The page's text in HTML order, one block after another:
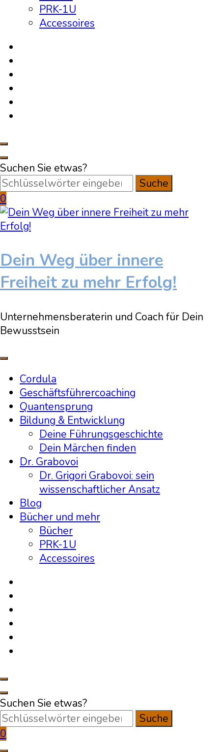
PRK-1U
Accessoires
Suchen Sie etwas?
0
Dein Weg über innere
Freiheit zu mehr Erfolg!
Unternehmensberaterin und Coach für Dein
Bewusstsein
Cordula
Geschäftsführercoaching
Quantensprung
Bildung & Entwicklung
Deine Führungsgeschichte
Dein Märchen finden
Dr. Grabovoi
Dr. Grigori Grabovoi: sein
wissenschaftlicher Ansatz
Blog
Bücher und mehr
Bücher
PRK-1U
Accessoires
Suchen Sie etwas?
0